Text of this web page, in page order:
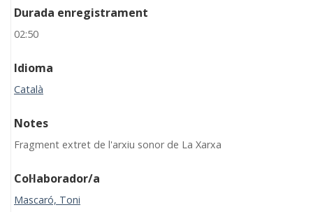
Durada enregistrament
02:50
Idioma
Català
Notes
Fragment extret de l'arxiu sonor de La Xarxa
Col·laborador/a
Mascaró, Toni